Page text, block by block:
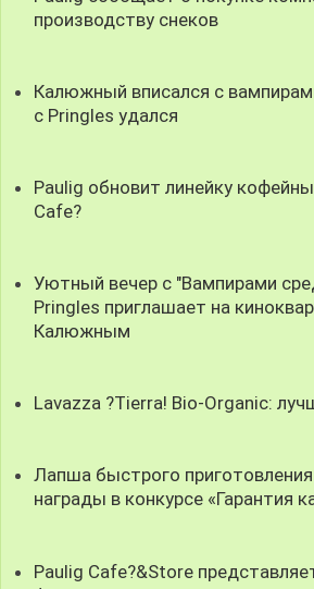
производству снеков
Калюжный вписался с
с Pringles удался
Paulig обновит линейку
Cafe?
Уютный вечер с "Вампирами
Pringles приглашает на
Калюжным
Lavazza ?Tierra! Bio-Organic:
Лапша быстрого
награды в конкурсе «Гарантия
Paulig Cafe?&Store